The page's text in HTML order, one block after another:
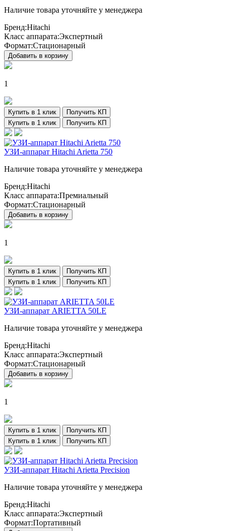
Наличие товара уточняйте у менеджера
Бренд:Hitachi
Класс аппарата:Экспертный
Формат:Стационарный
Добавить в корзину
1
Купить в 1 клик
Получить КП
Купить в 1 клик
Получить КП
УЗИ-аппарат Hitachi Arietta 750
Наличие товара уточняйте у менеджера
Бренд:Hitachi
Класс аппарата:Премиальный
Формат:Стационарный
Добавить в корзину
1
Купить в 1 клик
Получить КП
Купить в 1 клик
Получить КП
УЗИ-аппарат ARIETTA 50LE
Наличие товара уточняйте у менеджера
Бренд:Hitachi
Класс аппарата:Экспертный
Формат:Стационарный
Добавить в корзину
1
Купить в 1 клик
Получить КП
Купить в 1 клик
Получить КП
УЗИ-аппарат Hitachi Arietta Precision
Наличие товара уточняйте у менеджера
Бренд:Hitachi
Класс аппарата:Экспертный
Формат:Портативный